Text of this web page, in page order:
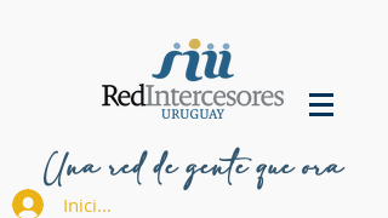
Una red de gente que ora
Iniciar sesión